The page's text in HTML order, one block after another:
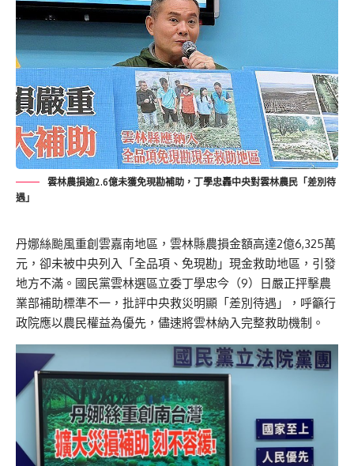
雲林農損逾2.6億未獲免現勘補助，丁學忠轟中央對雲林農民「差別待
遇」
丹娜絲颱風重創雲嘉南地區，雲林縣農損金額高達2億6,325萬
元，卻未被中央列入「全品項、免現勘」現金救助地區，引發
地方不滿。國民黨雲林選區立委丁學忠今（9）日嚴正抨擊農
業部補助標準不一，批評中央救災明顯「差別待遇」，呼籲行
政院應以農民權益為優先，儘速將雲林納入完整救助機制。